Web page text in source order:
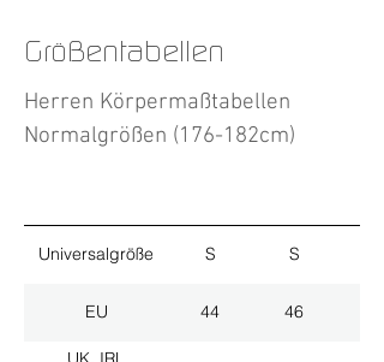
Größentabellen
Herren Körpermaßtabellen
Normalgrößen (176-182cm)
Universalgröße S S
EU 44 46